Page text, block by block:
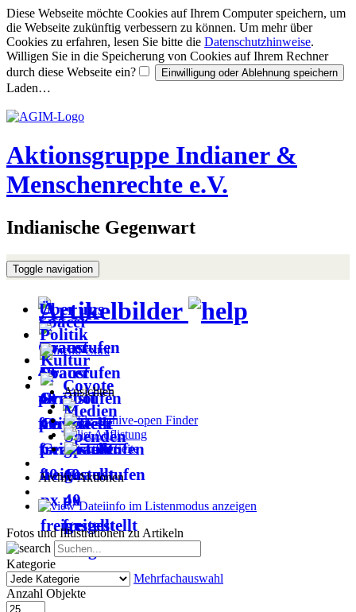
Diese Webseite möchte Cookies auf Ihrem Computer speichern, um
die Webseite zukünftig verbessern zu können. Um mehr über
Cookies zu erfahren, lesen Sie bitte die Datenschutzhinweise.
Willigen Sie in die Speicherung von Cookies auf Ihrem Rechner
durch diese Webseite ein?
Laden…
Aktionsgruppe Indianer &
Menschenrechte e.V.
Indianische Gegenwart
Toggle navigation
Über uns
Politik
Kultur
Coyote
Medien
Spenden
Artikelbilder
Ansichten
Finder
Auflistung
Seite
Archiv-Aktionen
Dateiinfo im Listenmodus anzeigen
Fotos und Illustrationen zu Artikeln
Kategorie
Mehrfachauswahl
Anzahl Objekte